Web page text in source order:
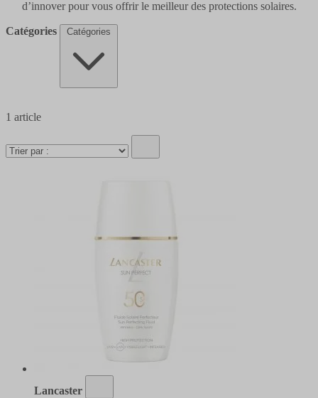
d’innover pour vous offrir le meilleur des protections solaires.
Catégories Catégories
1 article
Lancaster